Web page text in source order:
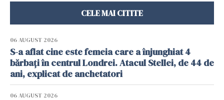
CELE MAI CITITE
06 AUGUST 2026
S-a aflat cine este femeia care a înjunghiat 4
bărbați în centrul Londrei. Atacul Stellei, de 44 de
ani, explicat de anchetatori
06 AUGUST 2026